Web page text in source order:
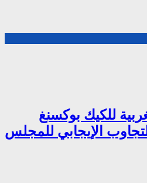
للكيك بوكسنغ
الإيجابي للمجلس